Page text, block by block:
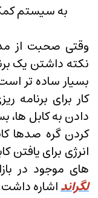
به سیستم
وقتی صحبت از
نکته داشتن یک
بسیار ساده تر
کار برای برنامه
دادن به کابل ها،
کردن گره صدها
انرژی برای یافتن
های موجود در
لگرانداشاره